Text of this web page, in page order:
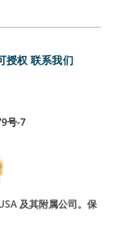
授权 联系我们
号-7
及其附属公司。保